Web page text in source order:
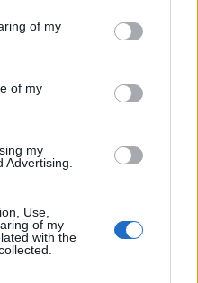
You may click to
and its third-party tags to
purposes in below Google
of my
of my
my
Advertising.
Use,
of my
with the